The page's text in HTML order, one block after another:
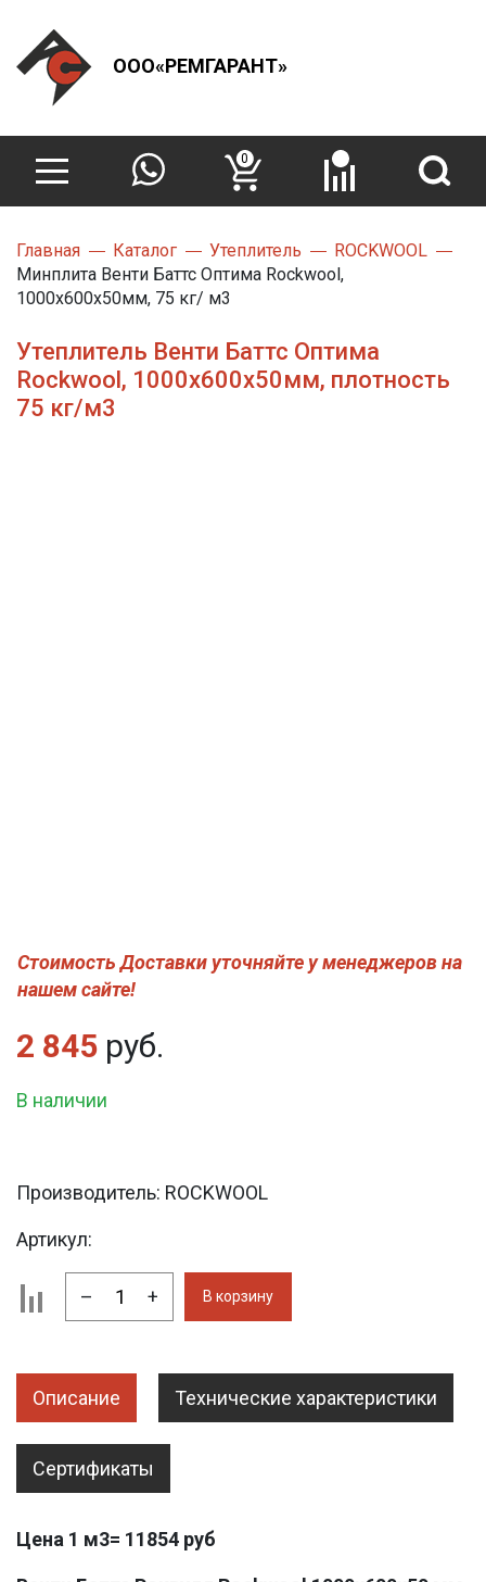
ООО«РЕМГАРАНТ»
0
Главная Каталог Утеплитель
ROCKWOOL
Минплита Венти Баттс Оптима Rockwool,
1000х600х50мм, 75 кг/ м3
Утеплитель Венти Баттс Оптима
Rockwool, 1000х600х50мм, плотность
75 кг/м3
Стоимость Доставки уточняйте у менеджеров на
нашем сайте!
2 845 руб.
В наличии
Производитель: ROCKWOOL
Артикул:
– + В корзину
Описание Технические характеристики
Сертификаты
Цена 1 м3= 11854 руб